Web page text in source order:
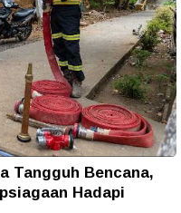
Tangguh Bencana,
Hadapi